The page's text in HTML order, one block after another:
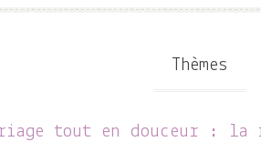
Thèmes
tout en douceur :